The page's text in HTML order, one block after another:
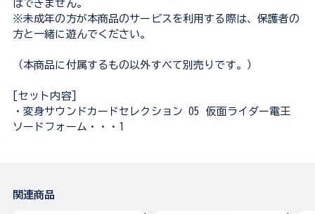
はできません。
※未成年の方が本商品のサービスを利用する際は、保護者の
方と一緒に遊んでください。
（本商品に付属するもの以外すべて別売りです。）
[セット内容]
・変身サウンドカードセレクション 05 仮面ライダー電王
ソードフォーム・・・1
関連商品